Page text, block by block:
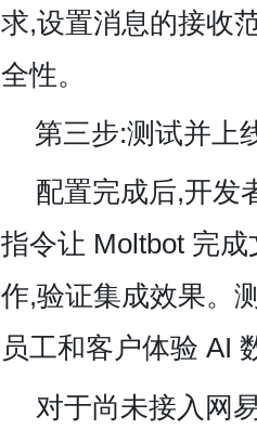
求,设置消息的接收
全性。
第三步:测试并上
配置完成后,开发
指令让 Moltbot 完
作,验证集成效果。
员工和客户体验 AI
对于尚未接入网